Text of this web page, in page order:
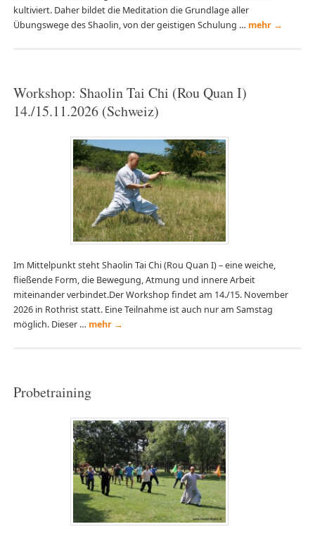
kultiviert. Daher bildet die Meditation die Grundlage aller
Übungswege des Shaolin, von der geistigen Schulung … mehr →
Workshop: Shaolin Tai Chi (Rou Quan I)
14./15.11.2026 (Schweiz)
Im Mittelpunkt steht Shaolin Tai Chi (Rou Quan I) – eine weiche,
fließende Form, die Bewegung, Atmung und innere Arbeit
miteinander verbindet.Der Workshop findet am 14./15. November
2026 in Rothrist statt. Eine Teilnahme ist auch nur am Samstag
möglich. Dieser … mehr →
Probetraining